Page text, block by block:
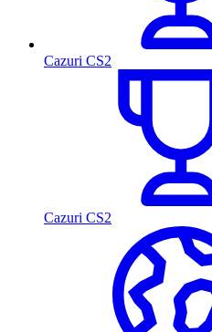
Cazuri CS2
Cazuri CS2